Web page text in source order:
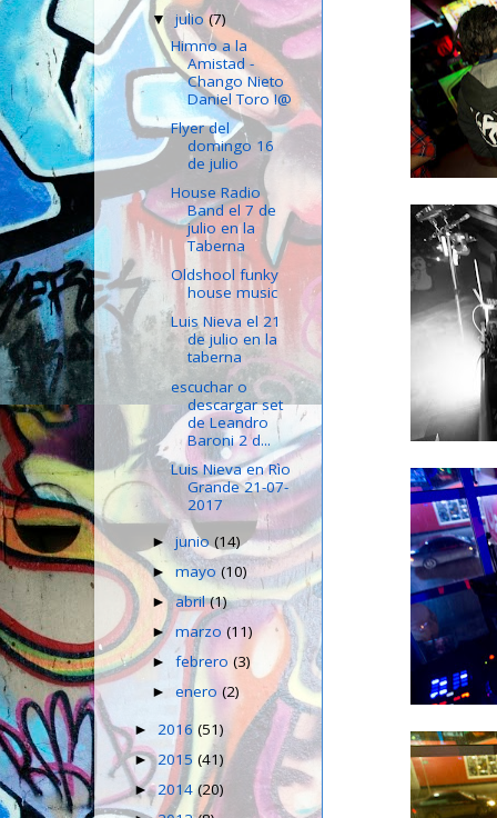
▼julio(7)
Himno a la
Amistad -
Chango Nieto
Daniel Toro !@
Flyer del
domingo 16
de julio
House Radio
Band el 7 de
julio en la
Taberna
Oldshool funky
house music
Luis Nieva el 21
de julio en la
taberna
escuchar o
descargar set
de Leandro
Baroni 2 d...
Luis Nieva en Rìo
Grande 21-07-
2017
►junio(14)
►mayo(10)
►abril(1)
►marzo(11)
►febrero(3)
►enero(2)
► 2016 (51)
►2015 (41)
►2014(20)